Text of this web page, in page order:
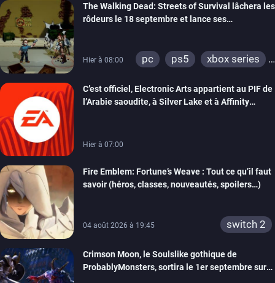
The Walking Dead: Streets of Survival lâchera les
rôdeurs le 18 septembre et lance ses
Hier à 08:00 pc ps5
xbox series
C’est officiel, Electronic Arts appartient au PIF de
l’Arabie saoudite, à Silver Lake et à Affinity
Hier à 07:00
Fire Emblem: Fortune’s Weave : Tout ce qu’il faut
savoir (héros, classes, nouveautés, spoilers…)
04 août 2026 à 19:45 switch 2
Crimson Moon, le Soulslike gothique de
ProbablyMonsters, sortira le 1er septembre sur